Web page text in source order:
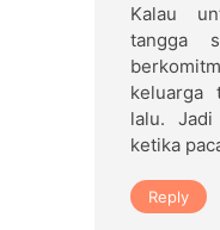
Kalau
tangga
keluarga
lalu.
ketika
Reply